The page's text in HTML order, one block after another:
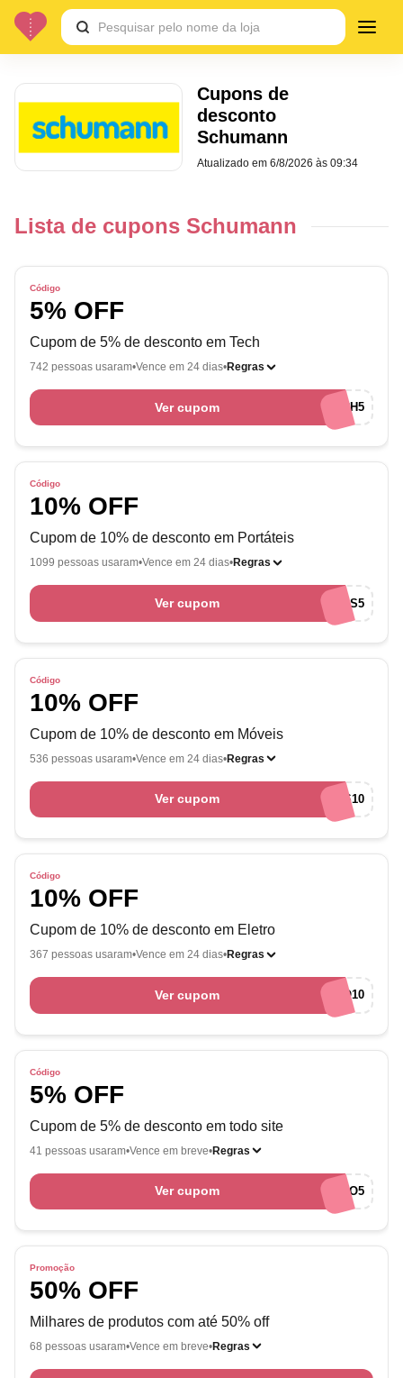
Cupons de
desconto
Schumann
Atualizado em6/8/2026 às 09:34
Lista de cupons Schumann
Código
5% OFF
Cupom de 5% de desconto em Tech
742 pessoas usaram Vence em 24 dias Regras
Ver cupom SCHTECH5
Código
10% OFF
Cupom de 10% de desconto em Portáteis
1099 pessoas usaram Vence em 24 dias Regras
Ver cupom SCHPORTATEIS5
Código
10% OFF
Cupom de 10% de desconto em Móveis
536 pessoas usaram Vence em 24 dias Regras
Ver cupom SCHMOVEIS10
Código
10% OFF
Cupom de 10% de desconto em Eletro
367 pessoas usaram Vence em 24 dias Regras
Ver cupom SCHELETRO10
Código
5% OFF
Cupom de 5% de desconto em todo site
41 pessoas usaram Vence em breve Regras
Ver cupom BEMVINDO5
Promoção
50% OFF
Milhares de produtos com até 50% off
68 pessoas usaram Vence em breve Regras